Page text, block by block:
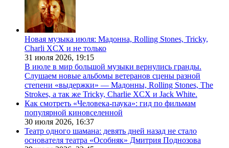
Новая музыка июля: Мадонна, Rolling Stones, Tricky,
Charli XCX и не только
31 июля 2026, 19:15
В июле в мир большой музыки вернулись гранды.
Слушаем новые альбомы ветеранов сцены разной
степени «выдержки» — Мадонны, Rolling Stones, The
Strokes, а так же Tricky, Charlie XCX и Jack White.
Как смотреть «Человека-паука»: гид по фильмам
популярной киновселенной
30 июля 2026, 16:37
Театр одного шамана: девять дней назад не стало
основателя театра «Особняк» Дмитрия Поднозова